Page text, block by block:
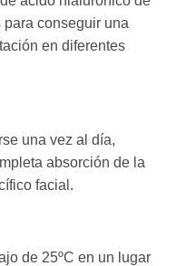
conseguir una
en diferentes
una vez al día,
absorción de la
facial.
de 25ºC en un lugar